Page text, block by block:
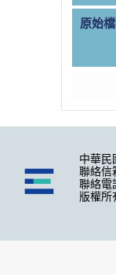
原始
中華民
聯絡信
聯絡電
版權